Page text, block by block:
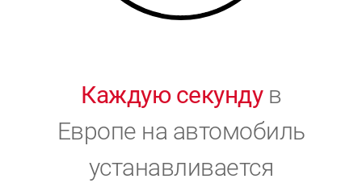
Каждую секундув
Европе на автомобиль
устанавливается